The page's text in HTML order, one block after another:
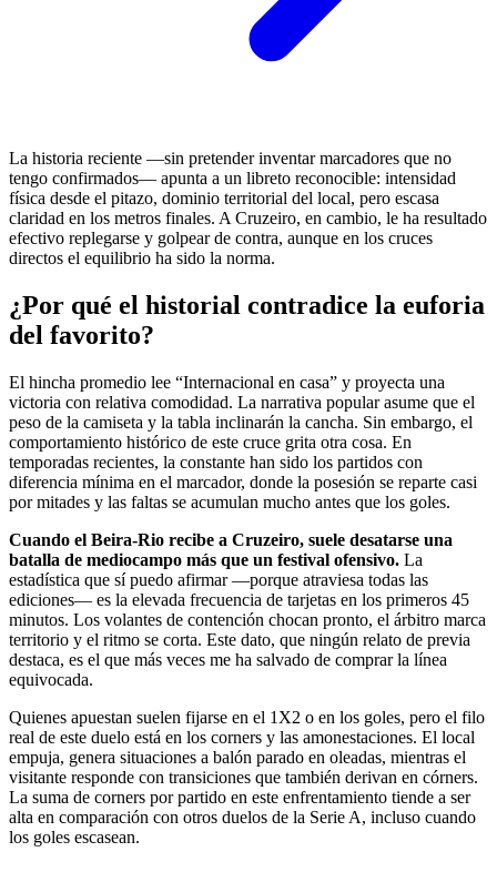
La historia reciente —sin pretender inventar marcadores que no
tengo confirmados— apunta a un libreto reconocible: intensidad
física desde el pitazo, dominio territorial del local, pero escasa
claridad en los metros finales. A Cruzeiro, en cambio, le ha resultado
efectivo replegarse y golpear de contra, aunque en los cruces
directos el equilibrio ha sido la norma.
¿Por qué el historial contradice la euforia
del favorito?
El hincha promedio lee “Internacional en casa” y proyecta una
victoria con relativa comodidad. La narrativa popular asume que el
peso de la camiseta y la tabla inclinarán la cancha. Sin embargo, el
comportamiento histórico de este cruce grita otra cosa. En
temporadas recientes, la constante han sido los partidos con
diferencia mínima en el marcador, donde la posesión se reparte casi
por mitades y las faltas se acumulan mucho antes que los goles.
Cuando el Beira-Rio recibe a Cruzeiro, suele desatarse una
batalla de mediocampo más que un festival ofensivo. La
estadística que sí puedo afirmar —porque atraviesa todas las
ediciones— es la elevada frecuencia de tarjetas en los primeros 45
minutos. Los volantes de contención chocan pronto, el árbitro marca
territorio y el ritmo se corta. Este dato, que ningún relato de previa
destaca, es el que más veces me ha salvado de comprar la línea
equivocada.
Quienes apuestan suelen fijarse en el 1X2 o en los goles, pero el filo
real de este duelo está en los corners y las amonestaciones. El local
empuja, genera situaciones a balón parado en oleadas, mientras el
visitante responde con transiciones que también derivan en córners.
La suma de corners por partido en este enfrentamiento tiende a ser
alta en comparación con otros duelos de la Serie A, incluso cuando
los goles escasean.